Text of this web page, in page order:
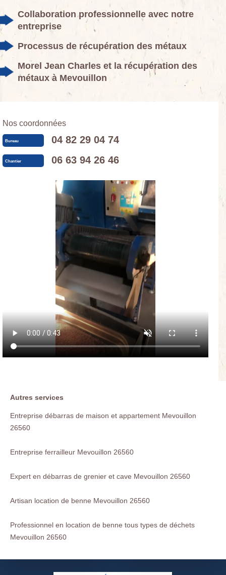
Collaboration professionnelle avec notre
entreprise
Processus de récupération des métaux
Morel Jean Charles et la récupération des
métaux à Mevouillon
Nos coordonnées
Bureau 04 82 29 04 74
Chantier 06 63 94 26 46
Autres services
Entreprise débarras de maison et appartement Mevouillon
26560
Entreprise ferrailleur Mevouillon 26560
Expert en débarras de grenier et cave Mevouillon 26560
Artisan location de benne Mevouillon 26560
Professionnel en location de benne tous types de déchets
Mevouillon 26560